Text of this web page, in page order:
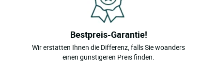
Bestpreis-Garantie!
Wir erstatten Ihnen die Differenz, falls Sie woanders
einen günstigeren Preis finden.